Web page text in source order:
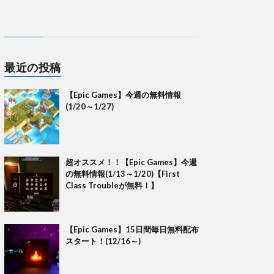
最近の投稿
【Epic Games】今週の無料情報
(1/20～1/27)
超オススメ！！【Epic Games】今週
の無料情報(1/13～1/20)【First
Class Troubleが無料！】
【Epic Games】15日間毎日無料配布
スタート！(12/16～)